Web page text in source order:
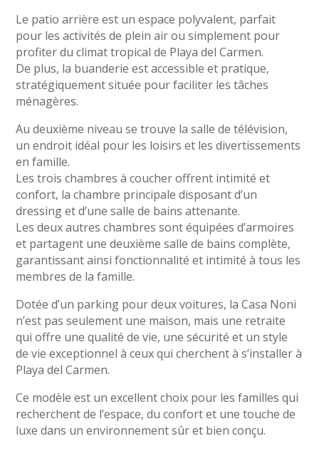
Le patio arrière est un espace polyvalent, parfait
pour les activités de plein air ou simplement pour
profiter du climat tropical de Playa del Carmen.
De plus, la buanderie est accessible et pratique,
stratégiquement située pour faciliter les tâches
ménagères.
Au deuxième niveau se trouve la salle de télévision,
un endroit idéal pour les loisirs et les divertissements
en famille.
Les trois chambres à coucher offrent intimité et
confort, la chambre principale disposant d’un
dressing et d’une salle de bains attenante.
Les deux autres chambres sont équipées d’armoires
et partagent une deuxième salle de bains complète,
garantissant ainsi fonctionnalité et intimité à tous les
membres de la famille.
Dotée d’un parking pour deux voitures, la Casa Noni
n’est pas seulement une maison, mais une retraite
qui offre une qualité de vie, une sécurité et un style
de vie exceptionnel à ceux qui cherchent à s’installer à
Playa del Carmen.
Ce modèle est un excellent choix pour les familles qui
recherchent de l’espace, du confort et une touche de
luxe dans un environnement sûr et bien conçu.